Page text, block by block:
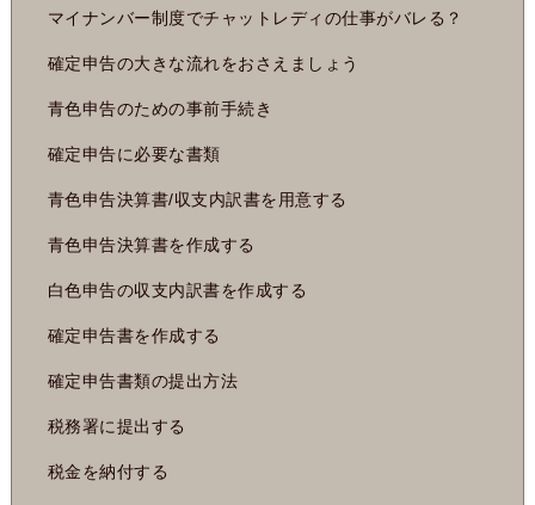
マイナンバー制度でチャットレディの仕事がバレる？
確定申告の大きな流れをおさえましょう
青色申告のための事前手続き
確定申告に必要な書類
青色申告決算書/収支内訳書を用意する
青色申告決算書を作成する
白色申告の収支内訳書を作成する
確定申告書を作成する
確定申告書類の提出方法
税務署に提出する
税金を納付する